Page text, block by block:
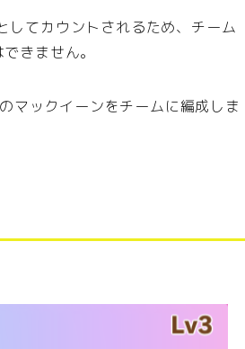
してカウントされるため、チーム
きません。
マックイーンをチームに編成しま